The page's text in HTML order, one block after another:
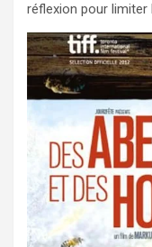
réflexion pour